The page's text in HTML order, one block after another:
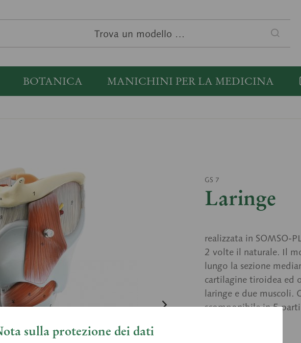
BOTANICA MANICHINI PER LA MEDICINA
GS 7
Laringe
realizzata in SOMSO-
2 volte il naturale. Il
lungo la sezione
cartilagine tiroidea ed
laringe e due muscoli.
scomponibile in 5
sulla protezione dei dati